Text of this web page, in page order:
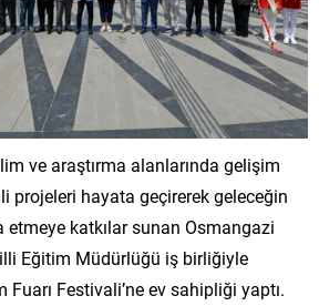
ve araştırma alanlarında gelişim
projeleri hayata geçirerek geleceğin
katkılar sunan Osmangazi
Eğitim Müdürlüğü iş birliğiyle
Fuarı Festivali’ne ev sahipliği yaptı.